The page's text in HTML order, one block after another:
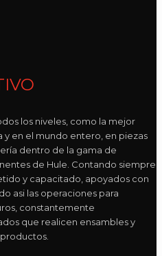
los niveles, como la mejor
en el mundo entero, en piezas
dentro de la gama de
de Hule. Contando siempre
y capacitado, apoyados con
asi las operaciones para
constantemente
que realicen ensambles y